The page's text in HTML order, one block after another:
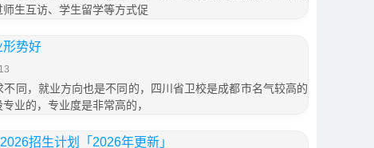
生互访、学生留学等方式促
形势好
同，就业方向也是不同的，四川省卫校是成都市名气较高的
业的，专业度是非常高的，
招生计划「2026年更新」